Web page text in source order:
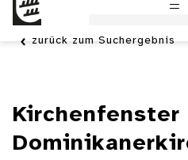
WÜRTTEMBERG
zurück zum Suchergebnis
Kirchenfenster